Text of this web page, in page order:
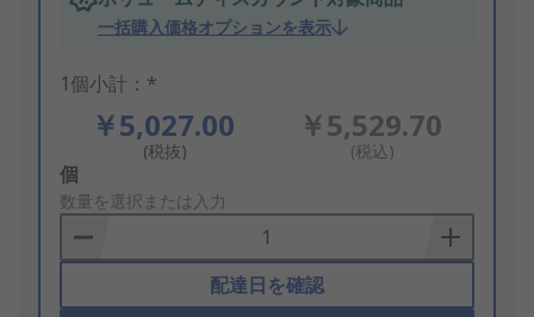
一括購入価格オプションを表示
1個小計：*
￥5,027.00
(税抜)
￥5,529.70
(税込)
Add
to
Basket
個
数量を選択または入力
配達日を確認